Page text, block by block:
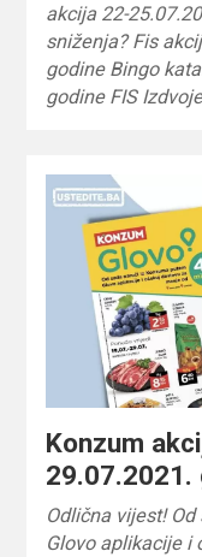
akcija 22-
sniženja? Fis
godine Bingo
godine FIS
Konzum
29.07.2021.
Odlična vijest!
Glovo aplikacije i